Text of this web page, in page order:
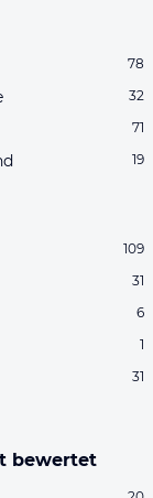
78
32
71
19
109
31
6
1
31
bewertet